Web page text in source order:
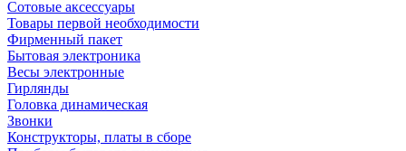
Сотовые аксессуары
Товары первой необходимости
Фирменный пакет
Бытовая электроника
Весы электронные
Гирлянды
Головка динамическая
Звонки
Конструкторы, платы в сборе